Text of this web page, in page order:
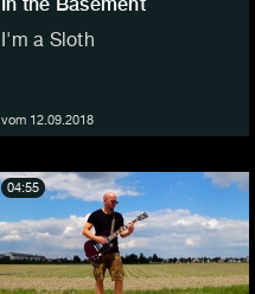
I'm a Sloth
vom 12.09.2018
04:55